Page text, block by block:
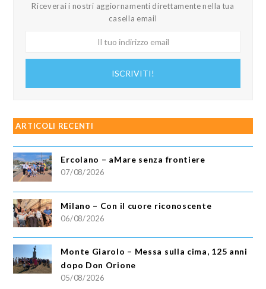
Riceverai i nostri aggiornamenti direttamente nella tua
casella email
ISCRIVITI!
ARTICOLI RECENTI
Ercolano – aMare senza frontiere
07/08/2026
Milano – Con il cuore riconoscente
06/08/2026
Monte Giarolo – Messa sulla cima, 125 anni
dopo Don Orione
05/08/2026